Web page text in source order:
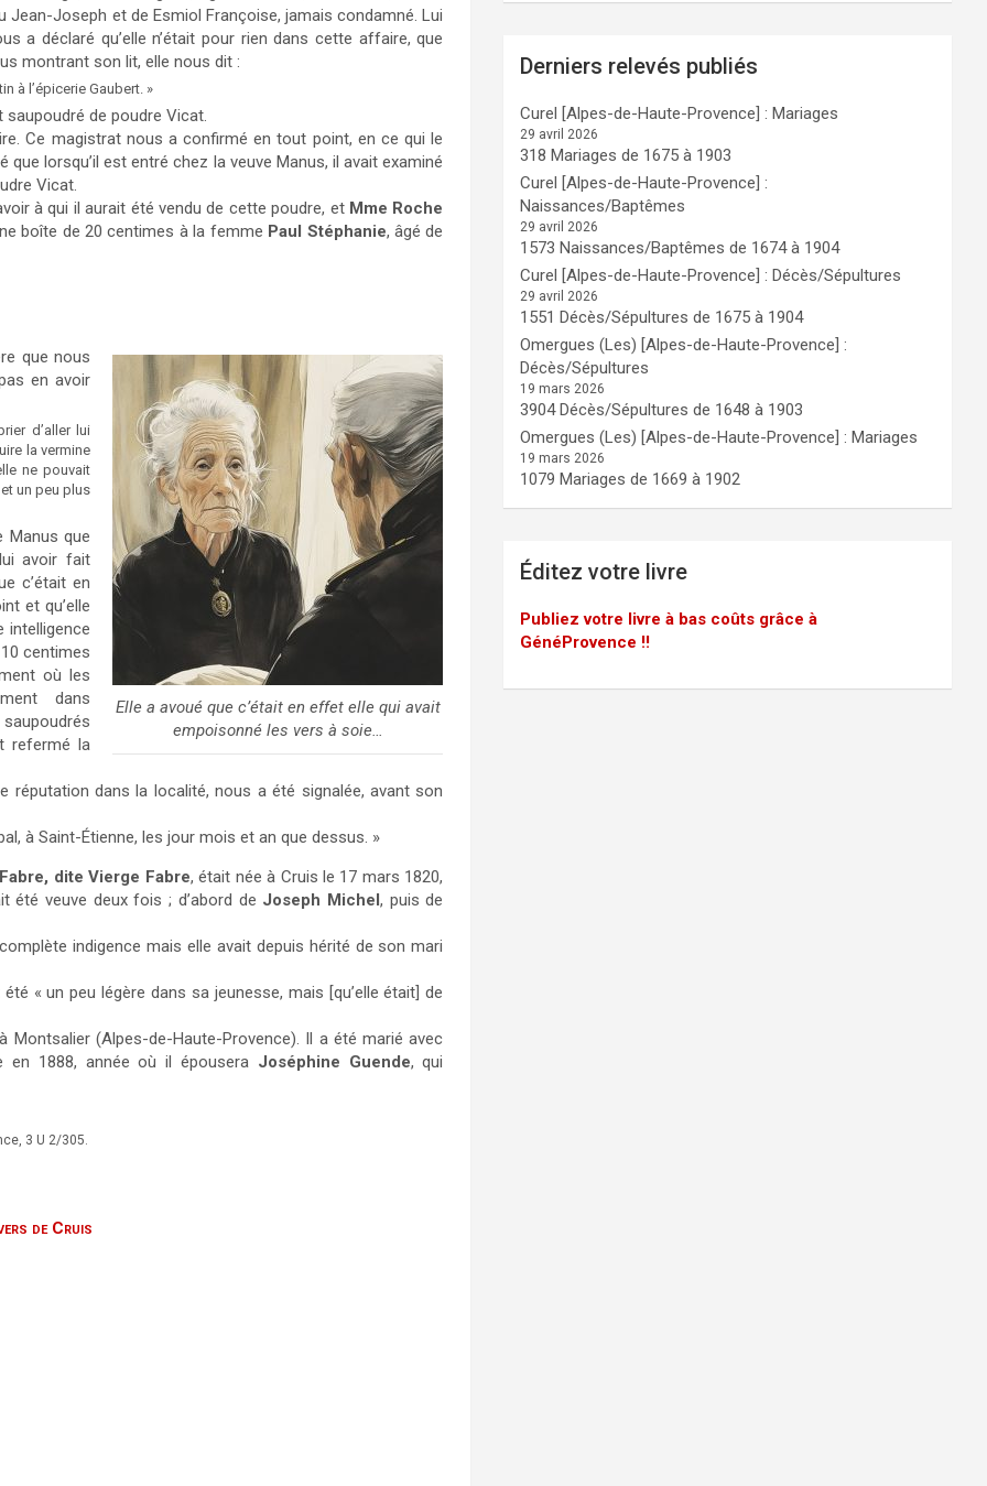
Joseph et de Esmiol Françoise, jamais condamné. Lui
a déclaré qu’elle n’était pour rien dans cette affaire, que
montrant son lit, elle nous dit :
à l’épicerie Gaubert. »
de poudre Vicat.
Ce magistrat nous a confirmé en tout point, en ce qui le
lorsqu’il est entré chez la veuve Manus, il avait examiné
Vicat.
à qui il aurait été vendu de cette poudre, et Mme Roche
boîte de 20 centimes à la femme Paul Stéphanie, âgé de
Elle a avoué que c’était en effet elle qui avait
empoisonné les vers à soie…
que nous
en avoir
d’aller lui
la vermine
ne pouvait
un peu plus
Manus que
avoir fait
c’était en
et qu’elle
intelligence
centimes
où les
dans
refermé la
réputation dans la localité, nous a été signalée, avant son
à Saint-Étienne, les jour mois et an que dessus. »
dite Vierge Fabre, était née à Cruis le 17 mars 1820,
été veuve deux fois ; d’abord de Joseph Michel, puis de
indigence mais elle avait depuis hérité de son mari
« un peu légère dans sa jeunesse, mais [qu’elle était] de
(Alpes-de-Haute-Provence). Il a été marié avec
en 1888, année où il épousera Joséphine Guende, qui
3 U 2/305.
de Cruis
Derniers relevés publiés
Curel [Alpes-de-Haute-Provence] : Mariages
29 avril 2026
318 Mariages de 1675 à 1903
Curel [Alpes-de-Haute-Provence] :
Naissances/Baptêmes
29 avril 2026
1573 Naissances/Baptêmes de 1674 à 1904
Curel [Alpes-de-Haute-Provence] : Décès/Sépultures
29 avril 2026
1551 Décès/Sépultures de 1675 à 1904
Omergues (Les) [Alpes-de-Haute-Provence] :
Décès/Sépultures
19 mars 2026
3904 Décès/Sépultures de 1648 à 1903
Omergues (Les) [Alpes-de-Haute-Provence] : Mariages
19 mars 2026
1079 Mariages de 1669 à 1902
Éditez votre livre
Publiez votre livre à bas coûts grâce à
GénéProvence !!